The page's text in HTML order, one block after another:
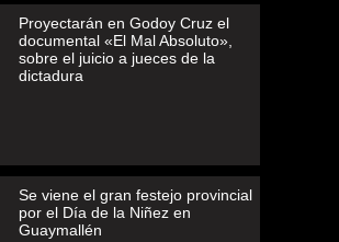
Proyectarán en Godoy Cruz el
documental «El Mal Absoluto»,
sobre el juicio a jueces de la
dictadura
Se viene el gran festejo provincial
por el Día de la Niñez en
Guaymallén